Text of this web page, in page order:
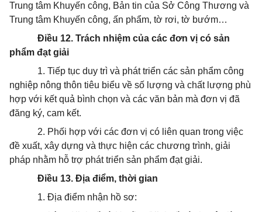
Trung tâm Khuyến công, Bản tin của Sở Công Thương và
Trung tâm Khuyến công, ấn phẩm, tờ rơi, tờ bướm…
Điều 12. Trách nhiệm của các đơn vị có sản
phẩm đạt giải
1. Tiếp tục duy trì và phát triển các sản phẩm công
nghiệp nông thôn tiêu biểu về số lượng và chất lượng phù
hợp với kết quả bình chọn và các văn bản mà đơn vị đã
đăng ký, cam kết.
2. Phối hợp với các đơn vị có liên quan trong việc
đề xuất, xây dựng và thực hiện các chương trình, giải
pháp nhằm hỗ trợ phát triển sản phẩm đạt giải.
Điều 13. Địa điểm, thời gian
1. Địa điểm nhận hồ sơ: